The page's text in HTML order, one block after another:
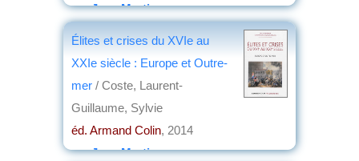
parJean Martin
Élites et crises du XVIe au
XXIe siècle : Europe et Outre-
mer / Coste, Laurent-
Guillaume, Sylvie
éd. Armand Colin, 2014
parJean Martin